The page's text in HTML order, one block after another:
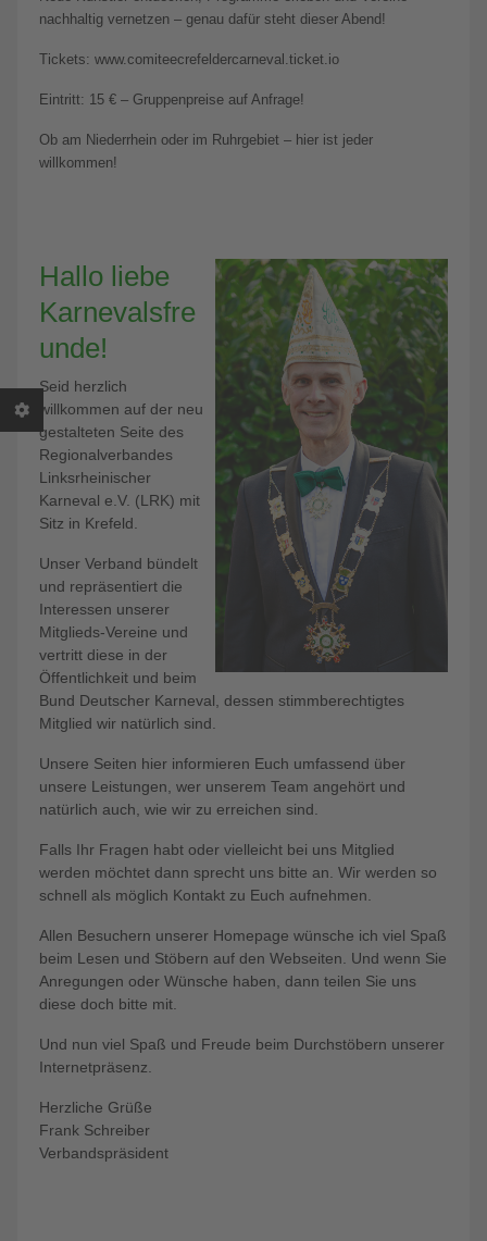
nachhaltig vernetzen – genau dafür steht dieser Abend!
Tickets: www.comiteecrefeldercarneval.ticket.io
Eintritt: 15 € – Gruppenpreise auf Anfrage!
Ob am Niederrhein oder im Ruhrgebiet – hier ist jeder
willkommen!
Hallo liebe
Karnevalsfre
unde!
Seid herzlich
willkommen auf der neu
gestalteten Seite des
Regionalverbandes
Linksrheinischer
Karneval e.V. (LRK) mit
Sitz in Krefeld.
Unser Verband bündelt
und repräsentiert die
Interessen unserer
Mitglieds-Vereine und
vertritt diese in der
Öffentlichkeit und beim
Bund Deutscher Karneval, dessen stimmberechtigtes
Mitglied wir natürlich sind.
Unsere Seiten hier informieren Euch umfassend über
unsere Leistungen, wer unserem Team angehört und
natürlich auch, wie wir zu erreichen sind.
Falls Ihr Fragen habt oder vielleicht bei uns Mitglied
werden möchtet dann sprecht uns bitte an. Wir werden so
schnell als möglich Kontakt zu Euch aufnehmen.
Allen Besuchern unserer Homepage wünsche ich viel Spaß
beim Lesen und Stöbern auf den Webseiten. Und wenn Sie
Anregungen oder Wünsche haben, dann teilen Sie uns
diese doch bitte mit.
Und nun viel Spaß und Freude beim Durchstöbern unserer
Internetpräsenz.
Herzliche Grüße
Frank Schreiber
Verbandspräsident